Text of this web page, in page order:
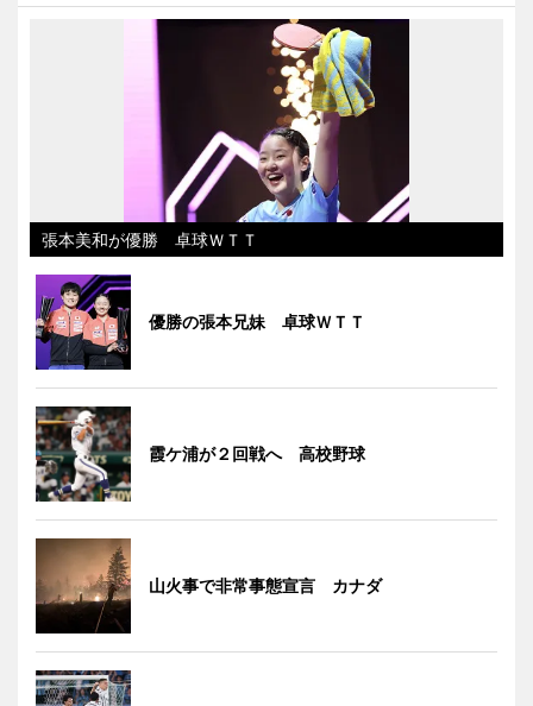
張本美和が優勝 卓球ＷＴＴ
優勝の張本兄妹 卓球ＷＴＴ
霞ケ浦が２回戦へ 高校野球
山火事で非常事態宣言 カナダ